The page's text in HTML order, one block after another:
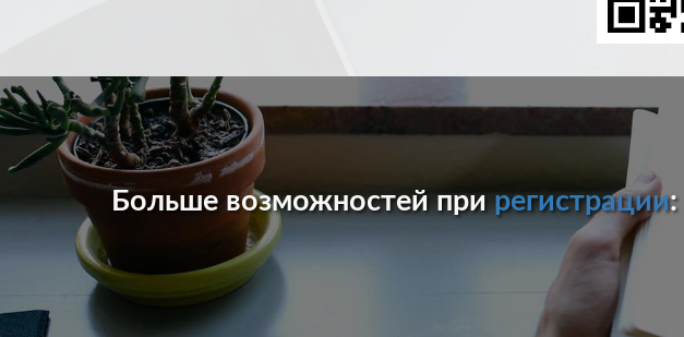
Больше возможностей прирегистрации: